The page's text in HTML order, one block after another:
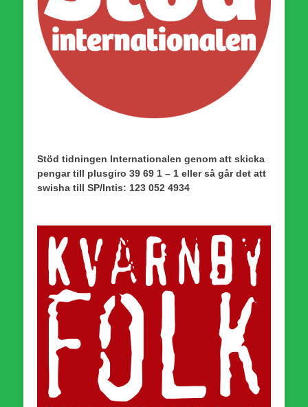
Stöd tidningen Internationalen genom att skicka
pengar till plusgiro 39 69 1 – 1 eller så går det att
swisha till SP/Intis: 123 052 4934